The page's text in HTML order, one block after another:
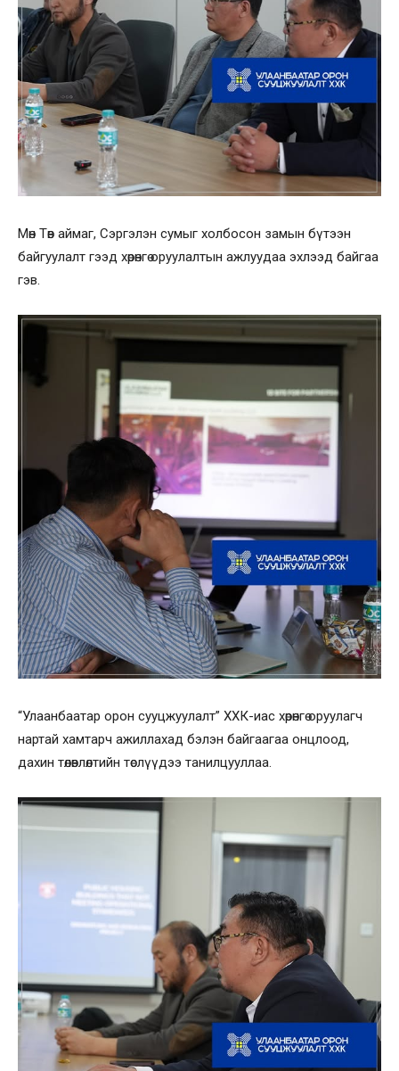
Мөн Төв аймаг, Сэргэлэн сумыг холбосон замын бүтээн
байгуулалт гээд хөрөнгө оруулалтын ажлуудаа эхлээд байгаа
гэв.
“Улаанбаатар орон сууцжуулалт” ХХК-иас хөрөнгө оруулагч
нартай хамтарч ажиллахад бэлэн байгаагаа онцлоод,
дахин төлөвлөлтийн төслүүдээ танилцууллаа.